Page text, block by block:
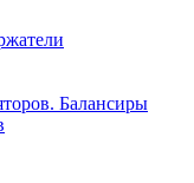
Балансиры